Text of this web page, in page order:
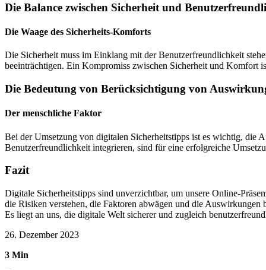
Die Balance zwischen Sicherheit und
Die Waage des Sicherheits-Komforts
Die Sicherheit muss im Einklang mit der Benutzerfreundlichkeit
beeinträchtigen. Ein Kompromiss zwischen Sicherheit und Komfort
Die Bedeutung von Berücksichtigung von
Der menschliche Faktor
Bei der Umsetzung von digitalen Sicherheitstipps ist es wichtig, die
Benutzerfreundlichkeit integrieren, sind für eine erfolgreiche
Fazit
Digitale Sicherheitstipps sind unverzichtbar, um unsere Online-
die Risiken verstehen, die Faktoren abwägen und die
Es liegt an uns, die digitale Welt sicherer und zugleich
26. Dezember 2023
3 Min